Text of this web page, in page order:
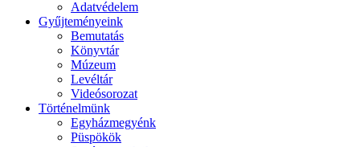
Adatvédelem
Gyűjteményeink
Bemutatás
Könyvtár
Múzeum
Levéltár
Videósorozat
Történelmünk
Egyházmegyénk
Püspökök